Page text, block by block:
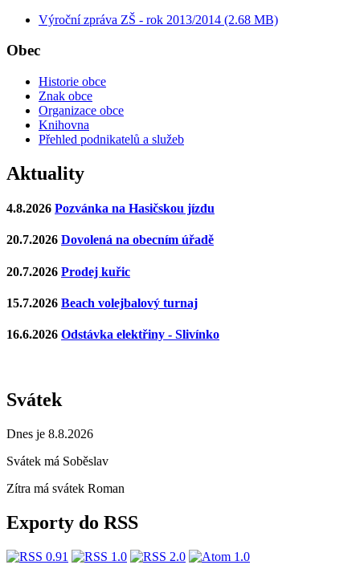
Výroční zpráva ZŠ - rok 2013/2014 (2.68 MB)
Obec
Historie obce
Znak obce
Organizace obce
Knihovna
Přehled podnikatelů a služeb
Aktuality
4.8.2026 Pozvánka na Hasičskou jízdu
20.7.2026 Dovolená na obecním úřadě
20.7.2026 Prodej kuřic
15.7.2026 Beach volejbalový turnaj
16.6.2026 Odstávka elektřiny - Slivínko
Svátek
Dnes je 8.8.2026
Svátek má Soběslav
Zítra má svátek Roman
Exporty do RSS